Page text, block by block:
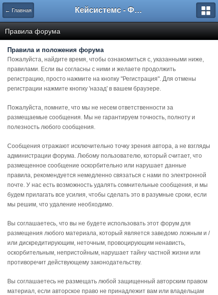
← Главная Кейсистемс - Форумы
Правила форума
Правила и положения форума
Пожалуйста, найдите время, чтобы ознакомиться с, указанными ниже,
правилами. Если вы согласны с ними и желаете продолжить
регистрацию, просто нажмите на кнопку "Регистрация". Для отмены
регистрации нажмите кнопку 'назад' в вашем браузере.
Пожалуйста, помните, что мы не несем ответственности за
размещаемые сообщения. Мы не гарантируем точность, полноту и
полезность любого сообщения.
Сообщения отражают исключительно точку зрения автора, а не взгляды
администрации форума. Любому пользователю, который считает, что
размещенное сообщение оскорбительно или нарушает данные
правила, рекомендуется немедленно связаться с нами по электронной
почте. У нас есть возможность удалять сомнительные сообщения, и мы
будем прилагать все усилия, чтобы сделать это в разумные сроки, если
мы решим, что удаление необходимо.
Вы соглашаетесь, что вы не будете использовать этот форум для
размещения любого материала, который является заведомо ложным и /
или дискредитирующим, неточным, провоцирующим ненависть,
оскорбительным, непристойным, нарушает тайну частной жизни или
противоречит действующему законодательству.
Вы соглашаетесь не размещать любой защищенный авторским правом
материал, если авторское право не принадлежит вам или владельцам